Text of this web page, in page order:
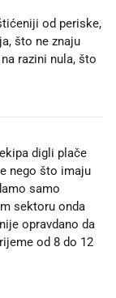
od periske,
što ne znaju
razini nula, što
digli plače
nego što imaju
samo
sektoru onda
opravdano da
od 8 do 12